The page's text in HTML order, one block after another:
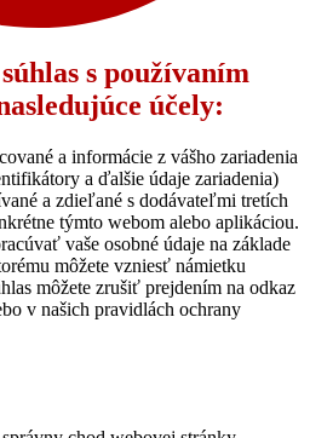
s používaním
účely:
a informácie z vášho zariadenia
a ďalšie údaje zariadenia)
a zdieľané s dodávateľmi tretích
týmto webom alebo aplikáciou.
vaše osobné údaje na základe
môžete vzniesť námietku
môžete zrušiť prejdením na odkaz
v našich pravidlách ochrany